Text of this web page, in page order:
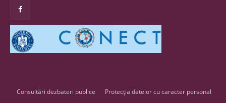
Consultări dezbateri publice Protecția datelor cu caracter personal